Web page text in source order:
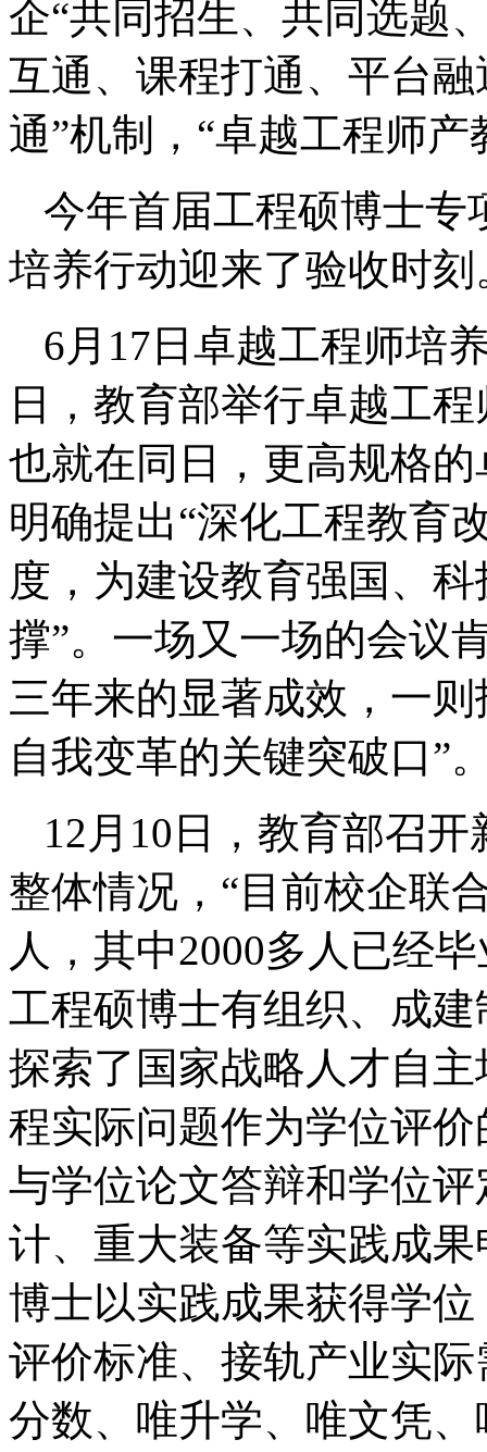
企“共同招生、共同选题
互通、课程打通、平台融
通”机制，“卓越工程师
今年首届工程硕博士专
培养行动迎来了验收时刻
6月17日卓越工程师培
日，教育部举行卓越工
也就在同日，更高规格
明确提出“深化工程教育
度，为建设教育强国、
撑”。一场又一场的会议
三年来的显著成效，一
自我变革的关键突破口”
12月10日，教育部召
整体情况，“目前校企联
人，其中2000多人已经
工程硕博士有组织、成
探索了国家战略人才自
程实际问题作为学位评
与学位论文答辩和学位
计、重大装备等实践成
博士以实践成果获得学
评价标准、接轨产业实际
分数、唯升学、唯文凭